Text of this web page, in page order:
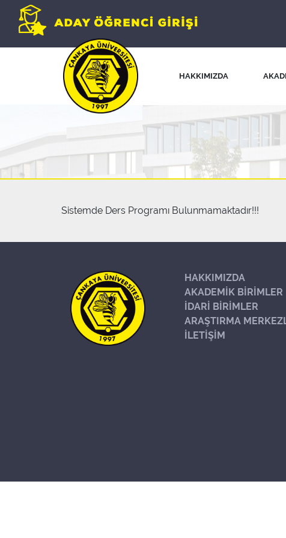
HAKKIMIZDA
Sistemde Ders Programı Bulunmamaktadır!!!
HAKKIMIZDA
AKADEMİK BİRİMLER
İDARİ BİRİMLER
ARAŞTIRMA
İLETİŞİM